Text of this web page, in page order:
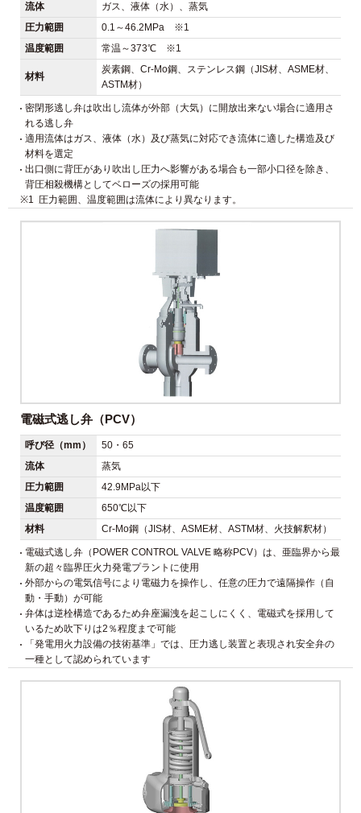
流体
ガス、液体（水）、蒸気
圧力範囲
0.1～46.2MPa ※1
温度範囲
常温～373℃ ※1
材料
炭素鋼、Cr-Mo鋼、ステンレス鋼（JIS材、ASME材、
ASTM材）
密閉形逃し弁は吹出し流体が外部（大気）に開放出来ない場合に適用さ
れる逃し弁
適用流体はガス、液体（水）及び蒸気に対応でき流体に適した構造及び
材料を選定
出口側に背圧があり吹出し圧力へ影響がある場合も一部小口径を除き、
背圧相殺機構としてベローズの採用可能
※1 圧力範囲、温度範囲は流体により異なります。
電磁式逃し弁（PCV）
呼び径（mm）
50・65
流体
蒸気
圧力範囲
42.9MPa以下
温度範囲
650℃以下
材料
Cr-Mo鋼（JIS材、ASME材、ASTM材、火技解釈材）
電磁式逃し弁（POWER CONTROL VALVE 略称PCV）は、亜臨界から最
新の超々臨界圧火力発電プラントに使用
外部からの電気信号により電磁力を操作し、任意の圧力で遠隔操作（自
動・手動）が可能
弁体は逆栓構造であるため弁座漏洩を起こしにくく、電磁式を採用して
いるため吹下りは2％程度まで可能
「発電用火力設備の技術基準」では、圧力逃し装置と表現され安全弁の
一種として認められています